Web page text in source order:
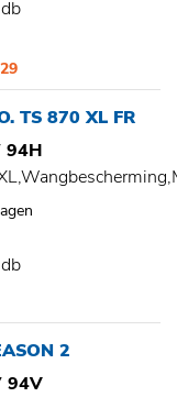
TS 870 XL FR
94H
2
94V